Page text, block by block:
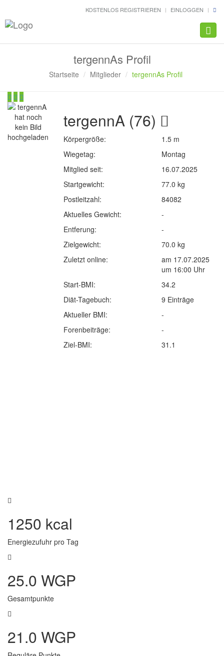
KOSTENLOS REGISTRIEREN EINLOGGEN
tergennAs Profil
Startseite Mitglieder tergennAs Profil
tergennA (76)
Körpergröße:
1.5 m
Wiegetag:
Montag
Mitglied seit:
16.07.2025
Startgewicht:
77.0 kg
Postleitzahl:
84082
Aktuelles Gewicht:
-
Entferung:
-
Zielgewicht:
70.0 kg
Zuletzt online:
am 17.07.2025
um 16:00 Uhr
Start-BMI:
34.2
Diät-Tagebuch:
9 Einträge
Aktueller BMI:
-
Forenbeiträge:
-
Ziel-BMI:
31.1
1250 kcal
Energiezufuhr pro Tag
25.0 WGP
Gesamtpunkte
21.0 WGP